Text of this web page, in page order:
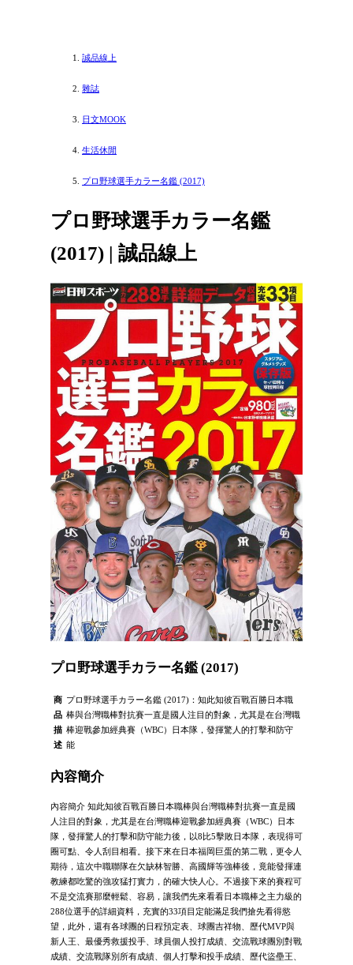
誠品線上
雜誌
日文MOOK
生活休閒
プロ野球選手カラー名鑑 (2017)
プロ野球選手カラー名鑑
(2017) | 誠品線上
プロ野球選手カラー名鑑 (2017)
商
品
描
述
プロ野球選手カラー名鑑 (2017)：知此知彼百戰百勝日本職
棒與台灣職棒對抗賽一直是國人注目的對象，尤其是在台灣職
棒迎戰參加經典賽（WBC）日本隊，發揮驚人的打擊和防守
能
內容簡介
內容簡介 知此知彼百戰百勝日本職棒與台灣職棒對抗賽一直是國
人注目的對象，尤其是在台灣職棒迎戰參加經典賽（WBC）日本
隊，發揮驚人的打擊和防守能力後，以8比5擊敗日本隊，表現得可
圈可點、令人刮目相看。接下來在日本福岡巨蛋的第二戰，更令人
期待，這次中職聯隊在欠缺林智勝、高國輝等強棒後，竟能發揮連
教練都吃驚的強攻猛打實力，的確大快人心。不過接下來的賽程可
不是交流賽那麼輕鬆、容易，讓我們先來看看日本職棒之主力級的
288位選手的詳細資料，充實的33項目定能滿足我們搶先看得慾
望，此外，還有各球團的日程預定表、球團吉祥物、歷代MVP與
新人王、最優秀救援投手、球員個人投打成績、交流戰球團別對戰
成績、交流戰隊別所有成績、個人打擊和投手成績、歷代盜壘王、